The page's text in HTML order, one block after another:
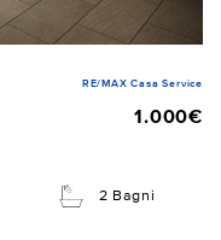
RE/MAX Casa Service
1.000€
2 Bagni